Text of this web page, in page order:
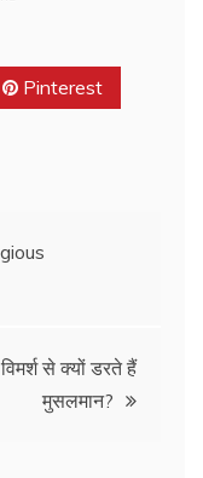
Pinterest
से क्यों डरते हैं
मुसलमान?